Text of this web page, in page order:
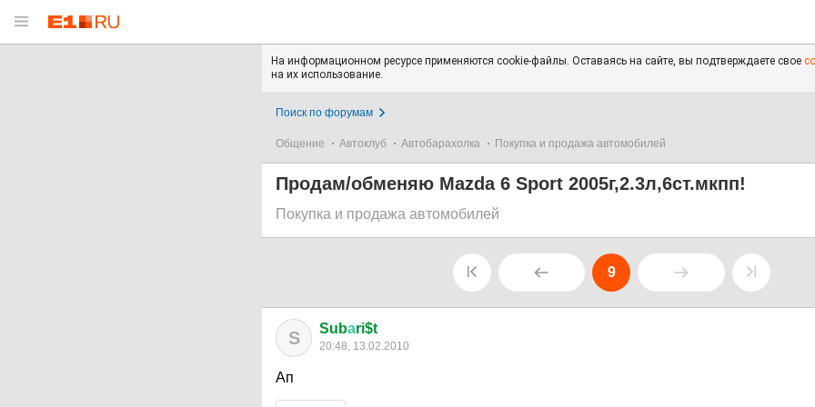
На информационном ресурсе применяются cookie-файлы. Оставаясь на сайте, вы подтверждаете свое
на их использование.
Поиск по форумам
Общение Автоклуб Автобарахолка Покупка и продажа автомобилей
Продам/обменяю Mazda 6 Sport 2005г,2.3л,6ст.мкпп!
Покупка и продажа автомобилей
9
S Subаri$t
20:48, 13.02.2010
Ап